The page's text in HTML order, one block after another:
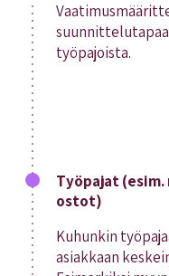
työpajoista.
Työpajat
ostot)
Kuhunkin
asiakkaan